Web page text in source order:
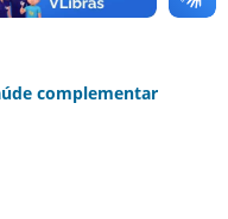
complementar